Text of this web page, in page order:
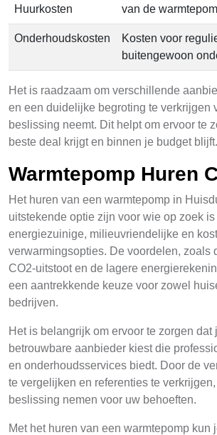
Huurkosten
van de
Onderhoudskosten
Kosten voor
buitengewoon
Het is raadzaam om verschillende
en een duidelijke begroting te verkrijgen
beslissing neemt. Dit helpt om ervoor te
beste deal krijgt en binnen je budget blijft.
Warmtepomp Huren
Het huren van een warmtepomp in
uitstekende optie zijn voor wie op zoek is
energiezuinige, milieuvriendelijke en
verwarmingsopties. De voordelen, zoals
CO2-uitstoot en de lagere
een aantrekkende keuze voor zowel
bedrijven.
Het is belangrijk om ervoor te zorgen dat
betrouwbare aanbieder kiest die
en onderhoudsservices biedt. Door de
te vergelijken en referenties te
beslissing nemen voor uw behoeften.
Met het huren van een warmtepomp kun